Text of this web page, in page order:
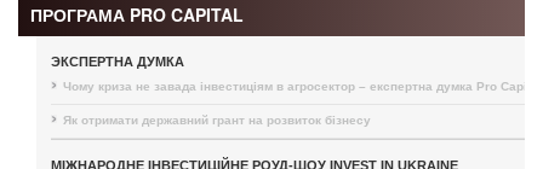
ПРОГРАМА PRO CAPITAL
ЭКСПЕРТНА ДУМКА
Чому криза не завада інвестиціям в агросектор – експертна думка Pro
Як отримати державний грант на розвиток бізнесу
МІЖНАРОДНЕ ІНВЕСТИЦІЙНЕ РОУД-ШОУ INVEST IN UKRAINE